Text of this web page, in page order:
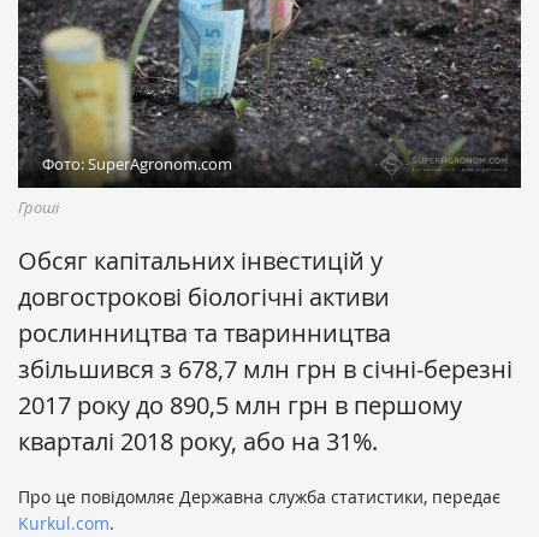
Фото: SuperAgronom.com
Гроші
Обсяг капітальних інвестицій у
довгострокові біологічні активи
рослинництва та тваринництва
збільшився з 678,7 млн грн в січні-березні
2017 року до 890,5 млн грн в першому
кварталі 2018 року, або на 31%.
Про це повідомляє Державна служба статистики, передає
Kurkul.com.